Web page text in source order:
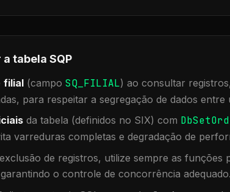
a tabela SQP
filial (campo SQ_FILIAL) ao consultar
para respeitar a segregação de dados entre
da tabela (definidos no SIX) com
varreduras completas e degradação de
de registros, utilize sempre as funções
o controle de concorrência